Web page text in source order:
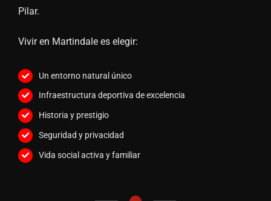
Pilar.
Vivir en Martindale es elegir:
Un entorno natural único
Infraestructura deportiva de excelencia
Historia y prestigio
Seguridad y privacidad
Vida social activa y familiar